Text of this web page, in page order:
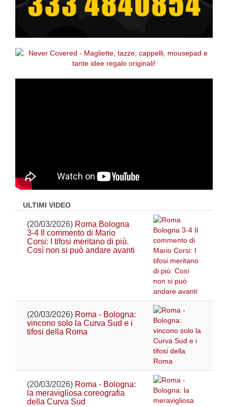
ULTIMI VIDEO
(20/03/2026) Roma Bologna
3-4 Il commento di Mario
Corsi: I tifosi meritano di più.
Così non si può andare avanti
(20/03/2026) Roma - Bologna:
vincono solo la Curva Sud e i
tifosi della Roma
(20/03/2026) Roma - Bologna:
la meravigliosa coreografia
della Curva Sud